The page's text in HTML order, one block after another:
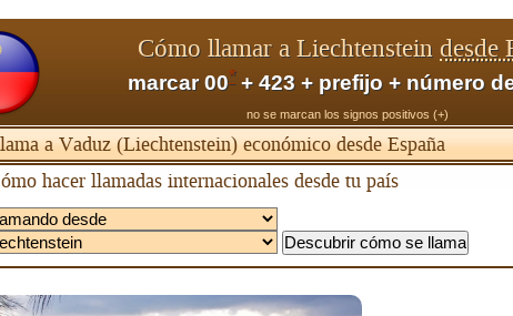
Cómo llamar a Liechtensteindesde
marcar 00*+ 423 + prefijo + número
no se marcan los signos positivos (+)
a Vaduz (Liechtenstein) económico desde España
hacer llamadas internacionales desde tu país